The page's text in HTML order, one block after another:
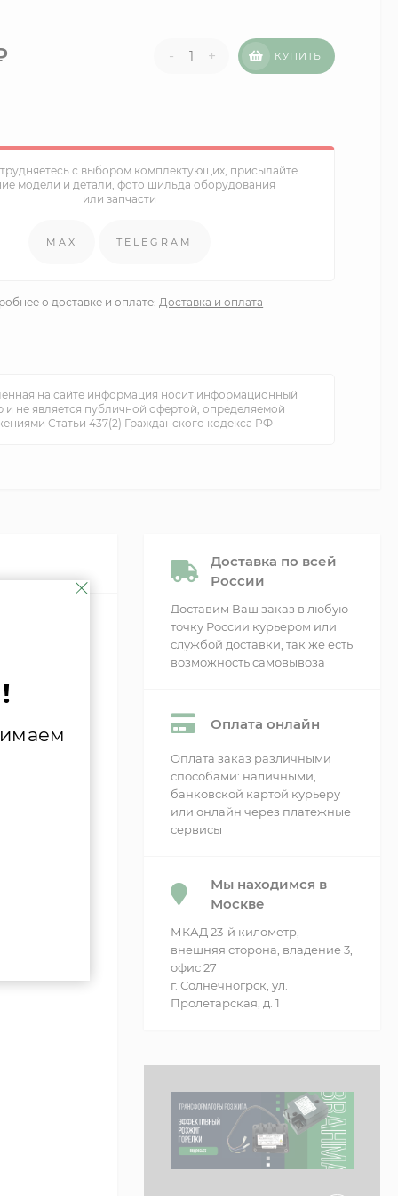
- + КУПИТЬ
с выбором комплектующих, присылайте
модели и детали, фото шильда оборудования
или запчасти
MAX TELEGRAM
о доставке и оплате: Доставка и оплата
на сайте информация носит информационный
и не является публичной офертой, определяемой
Статьи 437(2) Гражданского кодекса РФ
Доставка по всей
России
Доставим Ваш заказ в любую
точку России курьером или
службой доставки, так же есть
возможность самовывоза
Оплата онлайн
Оплата заказ различными
способами: наличными,
банковской картой курьеру
или онлайн через платежные
сервисы
Мы находимся в
Москве
МКАД 23-й километр,
внешняя сторона, владение 3,
офис 27
г. Солнечногрск, ул.
Пролетарская, д. 1